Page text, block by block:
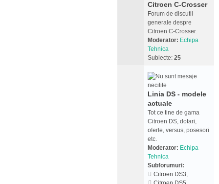
Citroen C-Crosser
Forum de discutii
generale despre
Citroen C-Crosser.
Moderator: Echipa
Tehnica
Subiecte: 25
Linia DS - modele
actuale
Tot ce tine de gama
Citroen DS, dotari,
oferte, versus, posesori
etc.
Moderator: Echipa
Tehnica
Subforumuri:
Citroen DS3,